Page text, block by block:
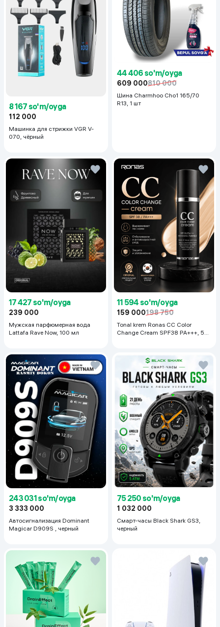
8 167 so'm/oyga
112 000
Машинка для стрижки VGR V-
070, чёрный
44 406 so'm/oyga
609 000810 000
Шина Charmhoo Cho1 165/70
R13, 1 шт
17 427 so'm/oyga
239 000
Мужская парфюмерная вода
Lattafa Rave Now, 100 мл
11 594 so'm/oyga
159 000198 750
Tonal krem Ronas CC Color
Change Cream SPF38 PA+++, 50
243 031 so'm/oyga
3 333 000
Автосигнализация Dominant
Magicar D909S , черный
75 250 so'm/oyga
1 032 000
Смарт-часы Black Shark GS3,
черный